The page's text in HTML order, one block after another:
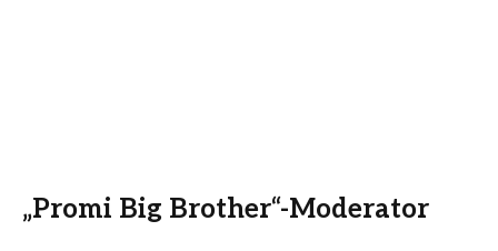
„Promi Big Brother“-Moderator